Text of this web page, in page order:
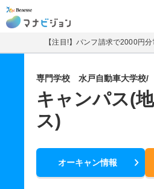
マナビジョン
【注目!】パンフ請求で2000円
専門学校 水戸自動車大学校/
キャンパス(
ス)
オーキャン情報